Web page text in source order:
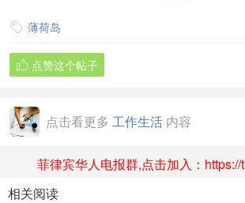
 薄荷岛
 点赞这个帖子
点击看更多 工作生活 内容
菲律宾华人电报群,点击加入：
相关阅读